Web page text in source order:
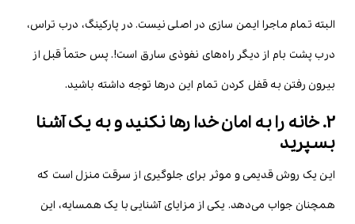
البته تمام ماجرا ایمن سازی در اصلی نیست. در پارکینگ، درب تراس،
درب پشت بام از دیگر راه‌های نفوذی سارق است!. پس حتماً قبل از
بیرون رفتن به قفل کردن تمام این درها توجه داشته باشید.
2. خانه را به امان خدا رها نکنید و به یک آشنا
بسپرید
این یک روش قدیمی و موثر برای جلوگیری از سرقت منزل است که
همچنان جواب می‌دهد. یکی از مزایای آشنایی با یک همسایه، این